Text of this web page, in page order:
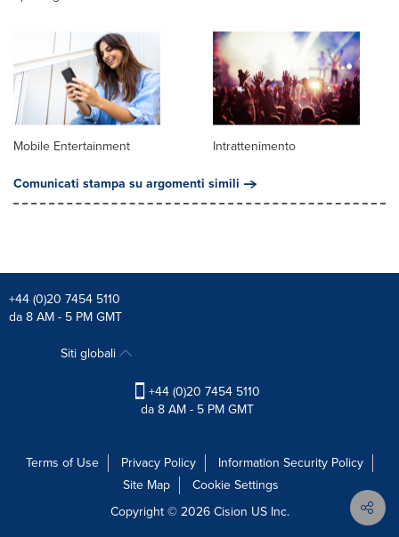
Mobile Entertainment
Intrattenimento
Comunicati stampa su argomenti simili
+44 (0)20 7454 5110
da 8 AM - 5 PM GMT
Siti globali
+44 (0)20 7454 5110
da 8 AM - 5 PM GMT
Terms of Use Privacy Policy
Information Security Policy
Site Map
Cookie Settings
Copyright © 2026Cision US Inc.